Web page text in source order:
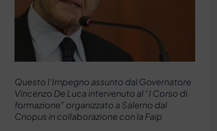
Questo l’Impegno assunto dal Governatore
Vincenzo De Luca intervenuto al “I Corso di
formazione” organizzato a Salerno dal
Cnopus in collaborazione con la Faip